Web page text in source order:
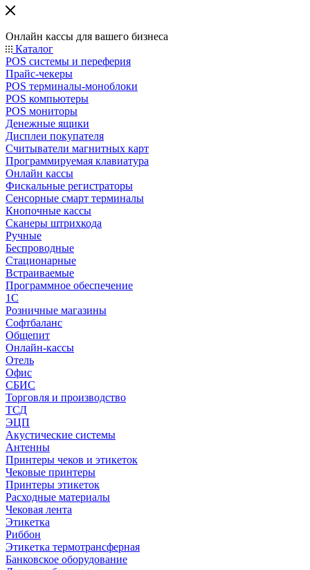
Онлайн кассы для вашего бизнеса
Каталог
POS системы и переферия
Прайс-чекеры
POS терминалы-моноблоки
POS компьютеры
POS мониторы
Денежные ящики
Дисплеи покупателя
Считыватели магнитных карт
Программируемая клавиатура
Онлайн кассы
Фискальные регистраторы
Сенсорные смарт терминалы
Кнопочные кассы
Сканеры штрихкода
Ручные
Беспроводные
Стационарные
Встраиваемые
Программное обеспечение
1С
Розничные магазины
Софтбаланс
Общепит
Онлайн-кассы
Отель
Офис
СБИС
Торговля и производство
ТСД
ЭЦП
Акустические системы
Антенны
Принтеры чеков и этикеток
Чековые принтеры
Принтеры этикеток
Расходные материалы
Чековая лента
Этикетка
Риббон
Этикетка термотрансферная
Банковское оборудование